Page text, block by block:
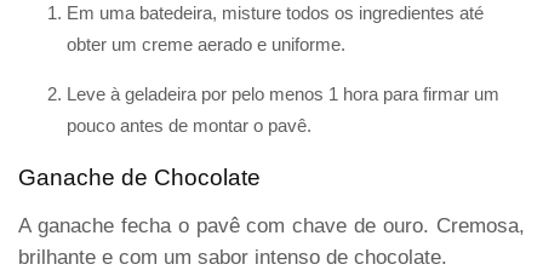
Em uma batedeira, misture todos os ingredientes até
obter um creme aerado e uniforme.
Leve à geladeira por pelo menos 1 hora para firmar um
pouco antes de montar o pavê.
Ganache de Chocolate
A ganache fecha o pavê com chave de ouro. Cremosa,
brilhante e com um sabor intenso de chocolate.